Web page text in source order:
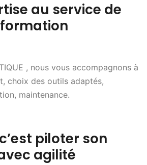
au service de
, nous vous accompagnons à
choix des outils adaptés,
maintenance.
piloter son
agilité